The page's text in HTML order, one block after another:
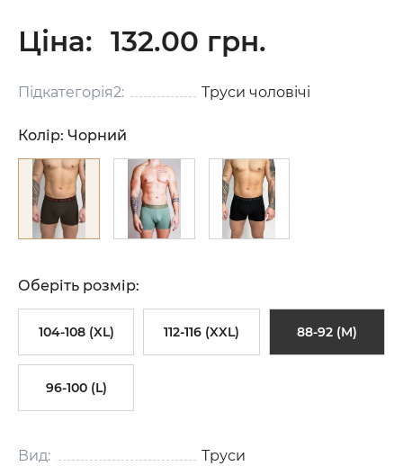
Ціна: 132.00 грн.
Підкатегорія2: Труси чоловічі
Колір: Чорний
Оберіть розмір:
104-108 (XL) 112-116 (XXL) 88-92 (M)
96-100 (L)
Вид: Труси